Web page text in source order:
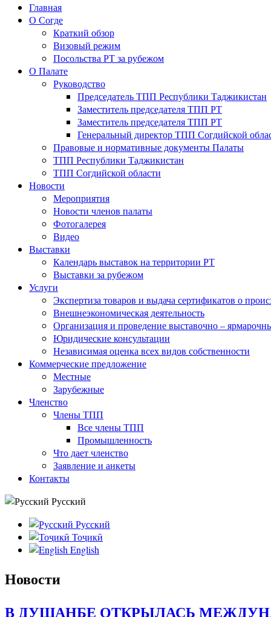
Главная
О Согде
Краткий обзор
Визовый режим
Посольства РТ за рубежом
О Палате
Руководство
Председатель ТПП Республики Таджикистан
Заместитель председателя ТПП РТ
Заместитель председателя ТПП РТ
Генеральный директор ТПП Согдийской
Правовые и нормативные документы Палаты
ТПП Республики Таджикистан
ТПП Согдийской области
Новости
Мероприятия
Новости членов палаты
Фотогалерея
Видео
Выставки
Календарь выставок на территории РТ
Выставки за рубежом
Услуги
Экспертиза товаров и выдача сертификатов о
Внешнеэкономическая деятельность
Организация и проведение выставочно –
Юридические консультации
Независимая оценка всех видов собственности
Коммерческие предложение
Местные
Зарубежные
Членство
Члены ТПП
Все члены ТПП
Промышленность
Что дает членство
Заявление и анкеты
Контакты
Русский
Русский
Тоҷикӣ
English
Новости
В ДУШАНБЕ ОТКРЫЛАСЬ